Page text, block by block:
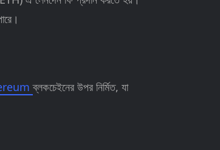
ব্লকচেইনের উপর নির্মিত, যা